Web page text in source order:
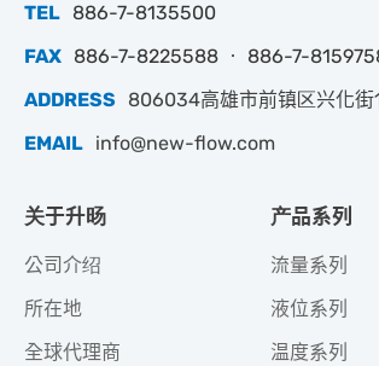
TEL 886-7-8135500
FAX 886-7-8225588 ‧ 886-7-
ADDRESS
806034高雄市前镇区兴化街
EMAIL info@new-flow.com
关于升旸
公司介绍
所在地
全球代理商
产品系列
流量系列
液位系列
温度系列